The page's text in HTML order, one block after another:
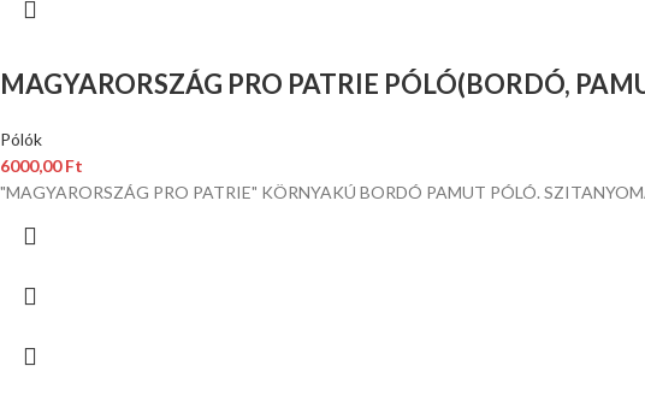
MAGYARORSZÁG PRO PATRIE PÓLÓ(BORDÓ,
Pólók
6000,00Ft
"MAGYARORSZÁG PRO PATRIE" KÖRNYAKÚ BORDÓ PAMUT PÓLÓ.